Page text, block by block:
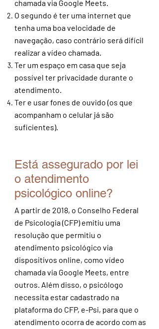
chamada via Google Meets.
O segundo é ter uma internet que
tenha uma boa velocidade de
navegação, caso contrário será difícil
realizar a vídeo chamada.
Ter um espaço em casa que seja
possível ter privacidade durante o
atendimento.
Ter e usar fones de ouvido (os que
acompanham o celular já são
suficientes).
Está assegurado por lei
o atendimento
psicológico online?
A partir de 2018, o Conselho Federal
de Psicologia (CFP) emitiu uma
resolução que permitiu o
atendimento psicológico via
dispositivos online, como vídeo
chamada via Google Meets, entre
outros. Além disso, o psicólogo
necessita estar cadastrado na
plataforma do CFP, e-Psi, para que o
atendimento ocorra de acordo com as